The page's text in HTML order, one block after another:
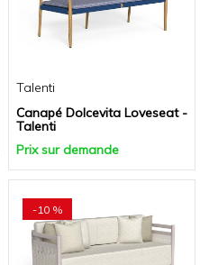
Talenti
Canapé Dolcevita Loveseat -
Talenti
Prix sur demande
-10 %